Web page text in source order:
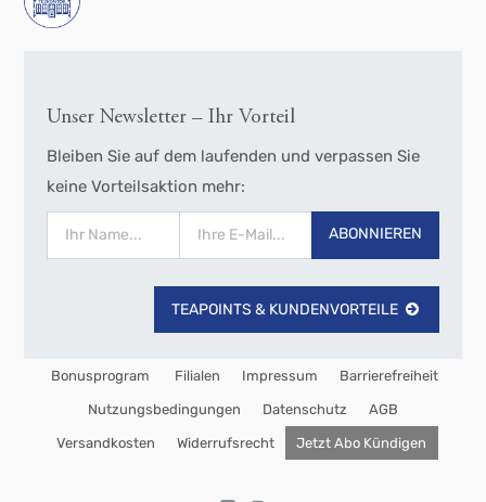
Unser Newsletter – Ihr Vorteil
Bleiben Sie auf dem laufenden und verpassen Sie
keine Vorteilsaktion mehr:
ABONNIEREN
TEAPOINTS & KUNDENVORTEILE
Bonusprogram Filialen Impressum Barrierefreiheit
Nutzungsbedingungen Datenschutz AGB
Versandkosten Widerrufsrecht Jetzt Abo Kündigen